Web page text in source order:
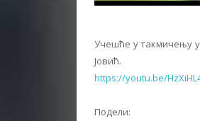
Учешће у такмичењу
Јовић.
https://youtu.be/
Подели: